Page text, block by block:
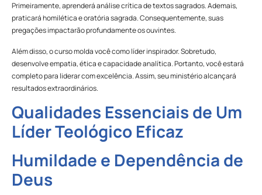
Primeiramente, aprenderá análise crítica de textos sagrados. Ademais,
praticará homilética e oratória sagrada. Consequentemente, suas
pregações impactarão profundamente os ouvintes.
Além disso, o curso molda você como líder inspirador. Sobretudo,
desenvolve empatia, ética e capacidade analítica. Portanto, você estará
completo para liderar com excelência. Assim, seu ministério alcançará
resultados extraordinários.
Qualidades Essenciais de Um
Líder Teológico Eficaz
Humildade e Dependência de
Deus